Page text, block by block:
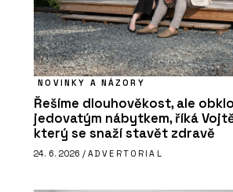
NOVINKY A NÁZORY
Řešíme dlouhověkost, ale
jedovatým nábytkem, říká
který se snaží stavět zdravě
24. 6. 2026 / ADVERTORIAL